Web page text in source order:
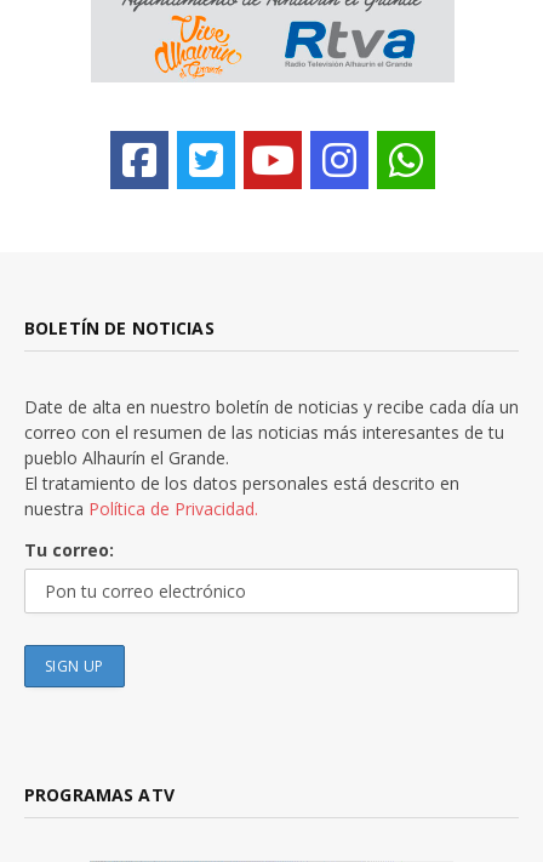
BOLETÍN DE NOTICIAS
Date de alta en nuestro boletín de noticias y recibe cada día un
correo con el resumen de las noticias más interesantes de tu
pueblo Alhaurín el Grande.
El tratamiento de los datos personales está descrito en
nuestra Política de Privacidad.
Tu correo:
PROGRAMAS ATV